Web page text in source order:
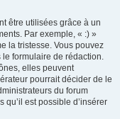
être utilisées grâce à un
Par exemple, « :) »
la tristesse. Vous pouvez
formulaire de rédaction.
elles peuvent
pourrait décider de le
du forum
qu’il est possible d’insérer